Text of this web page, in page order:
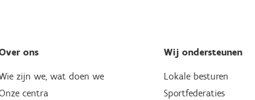
ons
zijn we, wat doen we
centra
Wij ondersteunen
Lokale besturen
Sportfederaties